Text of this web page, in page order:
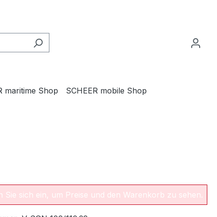
maritime Shop SCHEER mobile Shop
Sie sich ein, um Preise und den Warenkorb zu sehen.